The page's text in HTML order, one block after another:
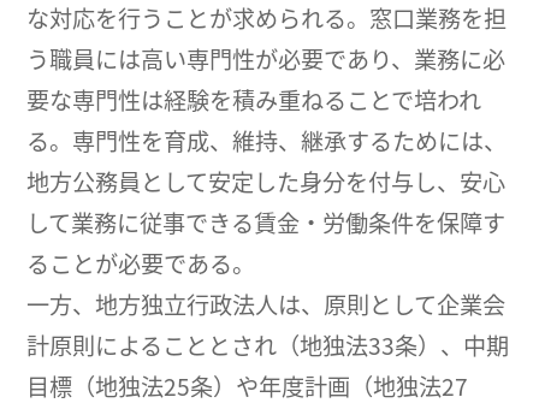
な対応を行うことが求められる。窓口業務を担
う職員には高い専門性が必要であり、業務に必
要な専門性は経験を積み重ねることで培われ
る。専門性を育成、維持、継承するためには、
地方公務員として安定した身分を付与し、安心
して業務に従事できる賃金・労働条件を保障す
ることが必要である。
一方、地方独立行政法人は、原則として企業会
計原則によることとされ（地独法33条）、中期
目標（地独法25条）や年度計画（地独法27